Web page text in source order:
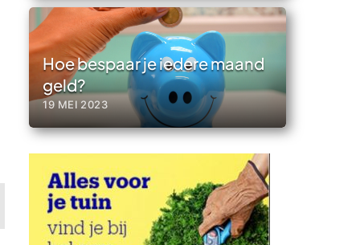
Hoe bespaar je iedere maand
geld?
19 MEI 2023